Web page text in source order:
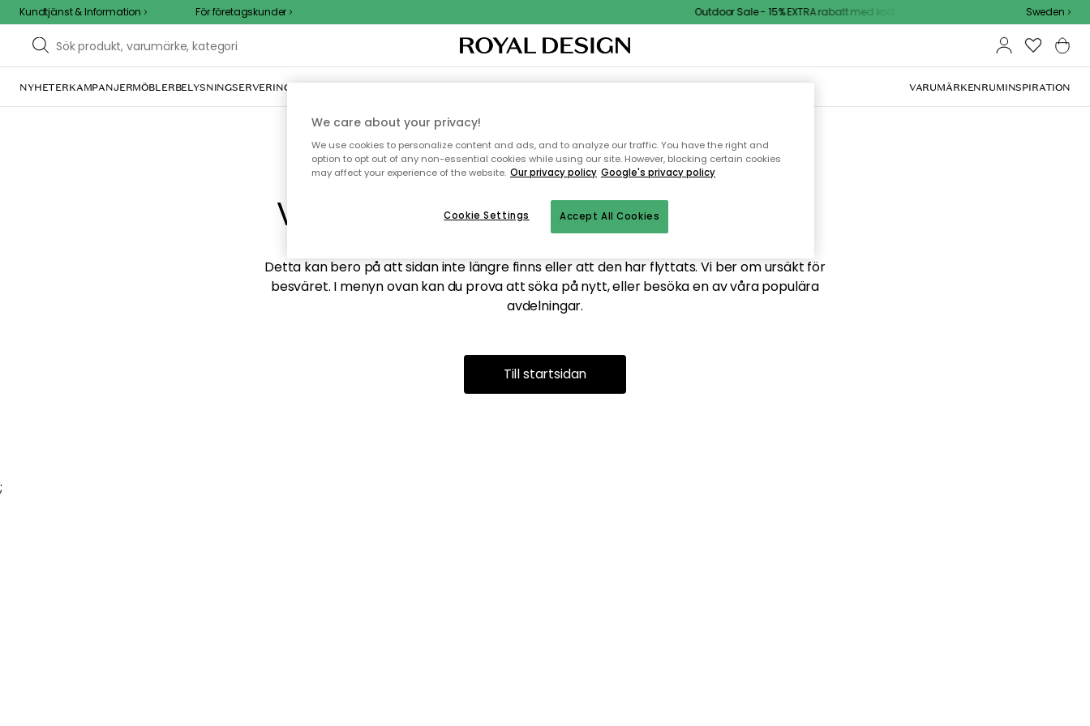
Kundtjänst & Information För företagskunder Outdoor Sale - 15% EXTRA rabatt med kod Sweden
NYHETERKAMPANJERMÖBLERBELYSNINGSERVERING INREDNINGTEXTIL & MATTORKÖKETFÖRVARINGUTEMÖBLER VARUMÄRKENRUMINSPIRATION
Vi hittar tyvärr inte sidan du söker
Detta kan bero på att sidan inte längre finns eller att den har flyttats. Vi ber om ursäkt för
besväret. I menyn ovan kan du prova att söka på nytt, eller besöka en av våra populära
avdelningar.
Till startsidan
;
We care about your privacy!
We use cookies to personalize content and ads, and to analyze our traffic. You have the right and
option to opt out of any non-essential cookies while using our site. However, blocking certain cookies
may affect your experience of the website. Our privacy policy Google's privacy policy
Accept All Cookies
Cookie Settings